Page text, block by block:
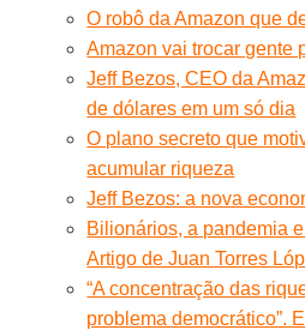
O robô da Amazon que
Amazon vai trocar gente
Jeff Bezos, CEO da
de dólares em um só dia
O plano secreto que
acumular riqueza
Jeff Bezos: a nova
Bilionários, a pandemia
Artigo de Juan Torres
“A concentração das
problema democrático”.